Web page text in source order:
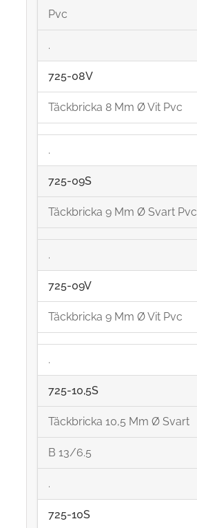
Pvc
.
725-08V
Täckbricka 8 Mm Ø Vit Pvc
.
725-09S
Täckbricka 9 Mm Ø Svart Pvc
.
725-09V
Täckbricka 9 Mm Ø Vit Pvc
.
725-10,5S
Täckbricka 10,5 Mm Ø Svart
B 13/6.5
.
725-10S